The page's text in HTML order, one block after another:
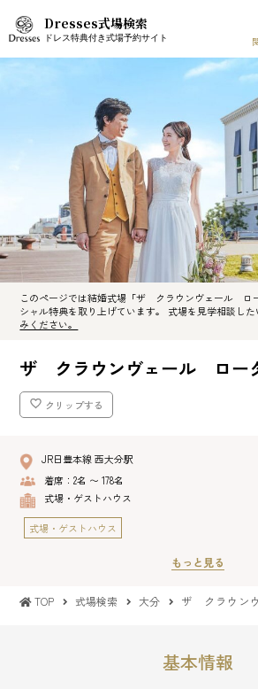
Dresses式場検索
ドレス特典付き式場予約サイト
このページでは結婚式場「ザ クラウンヴェール ロ
シャル特典を取り上げています。 式場を見学相談した
みください。
ザ クラウンヴェール ロー
クリップする
JR日豊本線 西大分駅
着席：2名 〜 178名
式場・ゲストハウス
式場・ゲストハウス
もっと見る
TOP 式場検索 大分 ザ クラウン
基本情報